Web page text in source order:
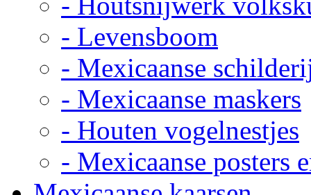
- Levensboom
- Mexicaanse
- Mexicaanse maskers
- Houten vogelnestjes
- Mexicaanse posters